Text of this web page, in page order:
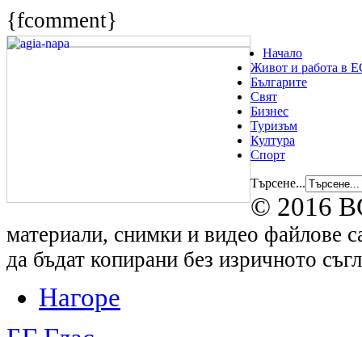
{fcomment}
Начало
Живот и работа в
Българите
Свят
Бизнес
Туризъм
Култура
Спорт
Търсене...
© 2016
материали, снимки и видео файлове
да бъдат копирани без изричното
Нагоре